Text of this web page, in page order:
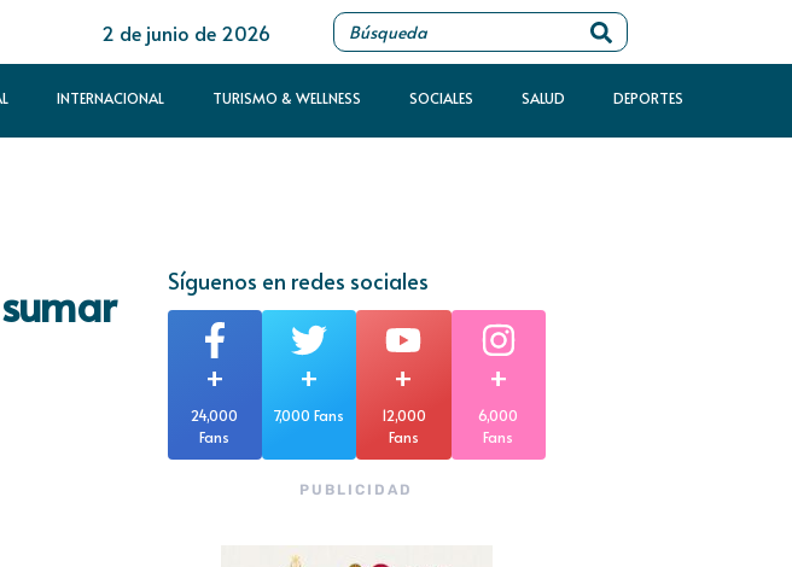
2 de junio de 2026
INTERNACIONAL TURISMO & WELLNESS SOCIALES SALUD DEPORTES
Síguenos en redes sociales
+
24,000
Fans
+
7,000 Fans
+
12,000
Fans
+
6,000
Fans
PUBLICIDAD